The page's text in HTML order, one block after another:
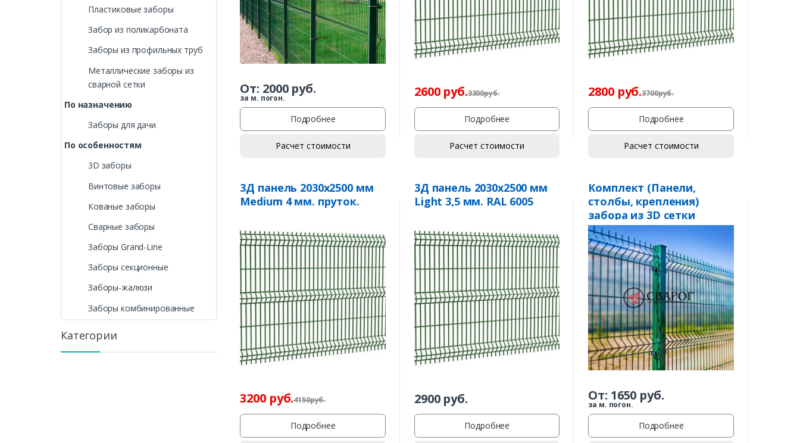
Заказать
Ваше имя*
От: 2000руб.
за м. погон.
Подробнее
Расчет стоимости
2600руб.3300руб.
Подробнее
Расчет стоимости
2800руб.3700руб.
Подробнее
Расчет стоимости
3Д панель 2030х2500 мм
Medium 4 мм. пруток.
3200руб.4150руб.
Подробнее
3Д панель 2030х2500 мм
Light 3,5 мм. RAL 6005
2900руб.
Подробнее
Комплект (Панели,
столбы, крепления)
забора из 3D сетки
«Light» 3,5 мм. пруток
От: 1650 руб.
за м. погон.
Подробнее
Пластиковые заборы
Забор из поликарбоната
Заборы из профильных труб
Металлические заборы из
сварной сетки
По назначению
Заборы для дачи
По особенностям
3D заборы
Винтовые заборы
Кованые заборы
Сварные заборы
Заборы Grand-Line
Заборы секционные
Заборы-жалюзи
Заборы комбинированные
Категории